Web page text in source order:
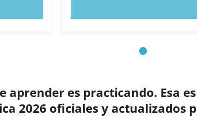
aprender es practicando. Esa
2026 oficiales y actualizados